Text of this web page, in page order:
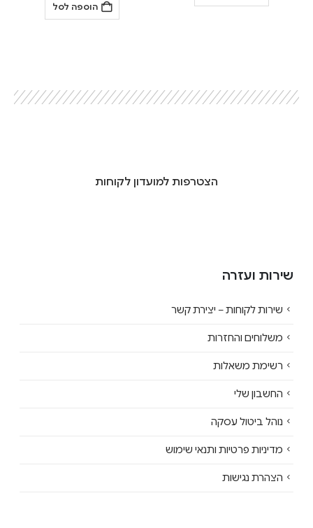
הוספה לסל
הצטרפות למועדון לקוחות
שירות ועזרה
שירות לקוחות – יצירת קשר
משלוחים והחזרות
רשימת משאלות
החשבון שלי
נוהל ביטול עסקה
מדיניות פרטיות ותנאי שימוש
הצהרת נגישות